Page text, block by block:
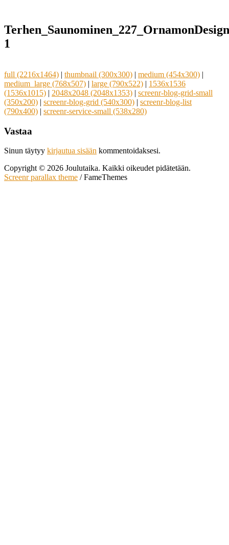
1
full (2216x1464) | thumbnail (300x300) | medium (454x300) |
medium_large (768x507) | large (790x522) | 1536x1536
(1536x1015) | 2048x2048 (2048x1353) | screenr-blog-grid-small
(350x200) | screenr-blog-grid (540x300) | screenr-blog-list
(790x400) | screenr-service-small (538x280)
Vastaa
Sinun täytyy kirjautua sisään kommentoidaksesi.
Copyright © 2026 Joulutaika. Kaikki oikeudet pidätetään.
Screenr parallax theme / FameThemes